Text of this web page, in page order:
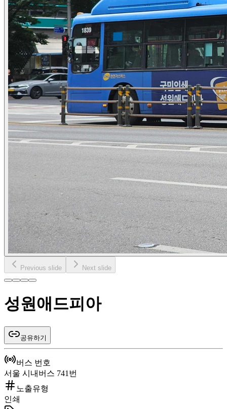
Previous slide Next slide
성원애드피아
공유하기
버스 번호
서울 시내버스 741번
노출유형
인쇄